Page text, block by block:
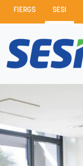
FIERGS SESI